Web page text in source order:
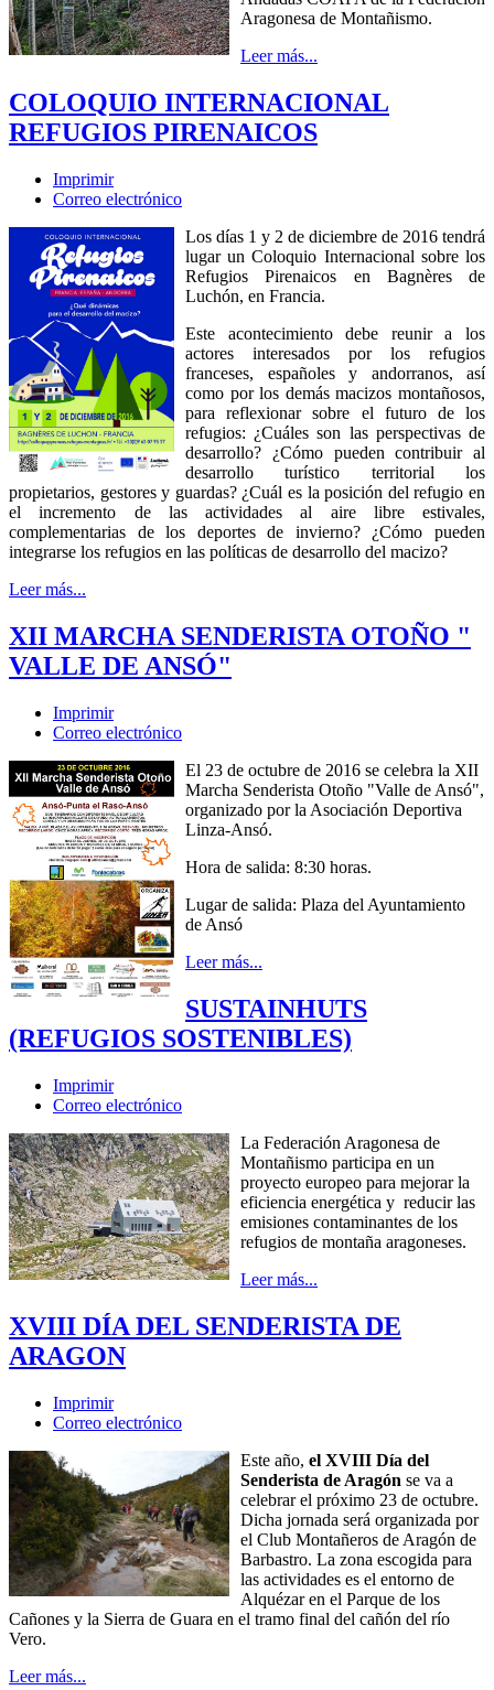
Aragonesa de Montañismo.
Leer más...
COLOQUIO INTERNACIONAL
REFUGIOS PIRENAICOS
Imprimir
Correo electrónico
Los días 1 y 2 de diciembre de 2016 tendrá
lugar un Coloquio Internacional sobre los
Refugios Pirenaicos en Bagnères de
Luchón, en Francia.
Este acontecimiento debe reunir a los
actores interesados por los refugios
franceses, españoles y andorranos, así
como por los demás macizos montañosos,
para reflexionar sobre el futuro de los
refugios: ¿Cuáles son las perspectivas de
desarrollo? ¿Cómo pueden contribuir al
desarrollo turístico territorial los
propietarios, gestores y guardas? ¿Cuál es la posición del refugio en
el incremento de las actividades al aire libre estivales,
complementarias de los deportes de invierno? ¿Cómo pueden
integrarse los refugios en las políticas de desarrollo del macizo?
Leer más...
XII MARCHA SENDERISTA OTOÑO "
VALLE DE ANSÓ"
Imprimir
Correo electrónico
El 23 de octubre de 2016 se celebra la XII
Marcha Senderista Otoño "Valle de Ansó",
organizado por la Asociación Deportiva
Linza-Ansó.
Hora de salida: 8:30 horas.
Lugar de salida: Plaza del Ayuntamiento
de Ansó
Leer más...
SUSTAINHUTS
(REFUGIOS SOSTENIBLES)
Imprimir
Correo electrónico
La Federación Aragonesa de
Montañismo participa en un
proyecto europeo para mejorar la
eficiencia energética y reducir las
emisiones contaminantes de los
refugios de montaña aragoneses.
Leer más...
XVIII DÍA DEL SENDERISTA DE
ARAGON
Imprimir
Correo electrónico
Este año, el XVIII Día del
Senderista de Aragón se va a
celebrar el próximo 23 de octubre.
Dicha jornada será organizada por
el Club Montañeros de Aragón de
Barbastro. La zona escogida para
las actividades es el entorno de
Alquézar en el Parque de los
Cañones y la Sierra de Guara en el tramo final del cañón del río
Vero.
Leer más...